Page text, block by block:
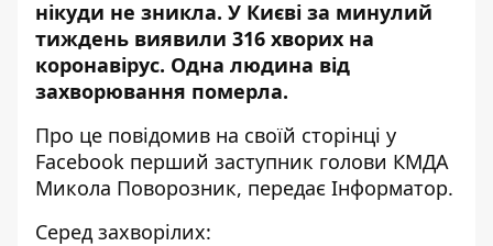
нікуди не зникла. У Києві за минулий
тиждень виявили 316 хворих на
коронавірус. Одна людина від
захворювання померла.
Про це повідомив на своїй сторінці у
Facebook перший заступник голови КМДА
Микола Поворозник, передає Інформатор.
Серед захворілих: